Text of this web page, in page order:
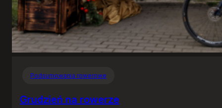
Podsumowania rowerowe
Grudzień na rowerze